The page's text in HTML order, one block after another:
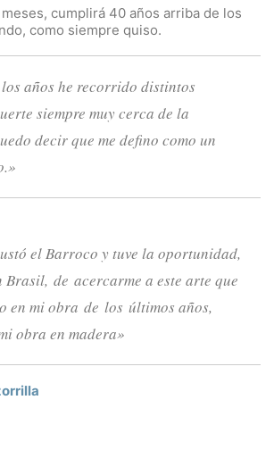
cumplirá 40 años arriba de los
como siempre quiso.
años he recorrido distintos
siempre muy cerca de la
decir que me defino como un
el Barroco y tuve la oportunidad,
Brasil, de acercarme a este arte que
en mi obra de los últimos años,
obra en madera»